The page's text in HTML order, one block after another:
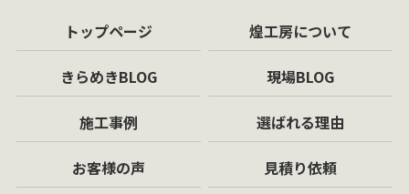
トップページ 煌工房について
きらめきBLOG 現場BLOG
施工事例 選ばれる理由
お客様の声 見積り依頼